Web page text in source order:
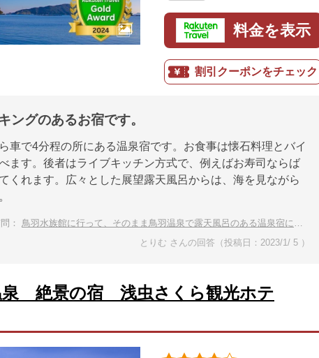
料金を表示
割引クーポンをチェック
ングのあるお宿です。
車で4分程の所にある温泉宿です。お食事は懐石料理とバイ
ます。後者はライブキッチン方式で、例えばお寿司ならば
くれます。広々とした展望露天風呂からは、海を見ながら
： 鳥羽水族館に行って、そのまま鳥羽温泉で露天風呂のある温泉宿に泊まりたいです
とりむ さんの回答（投稿日：2023/1/ 5 ）
泉 絶景の宿 浅虫さくら観光ホテ